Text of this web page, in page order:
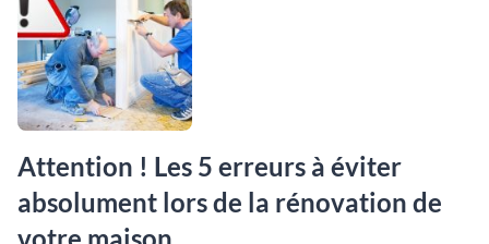
Attention ! Les 5 erreurs à éviter
absolument lors de la rénovation de